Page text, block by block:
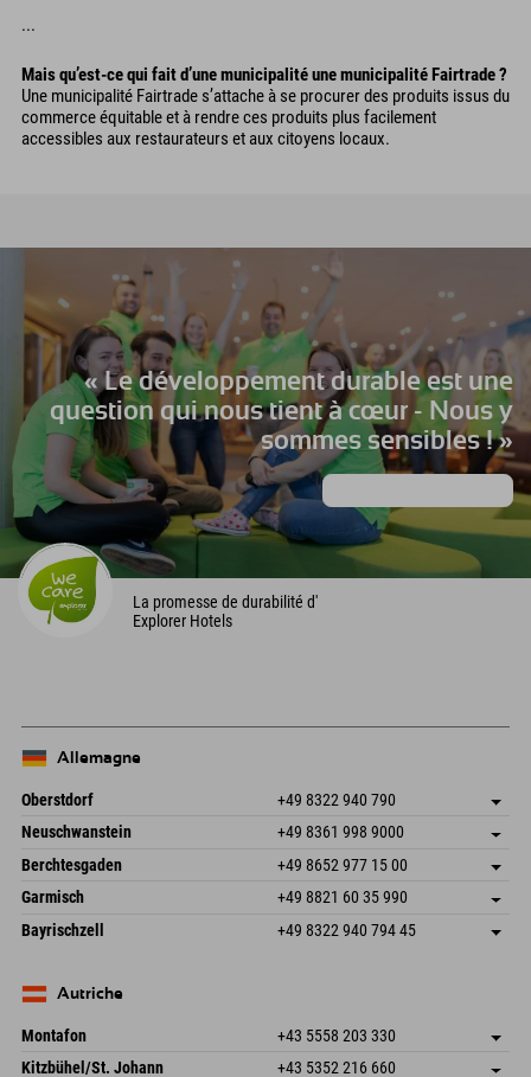
...
Mais qu’est-ce qui fait d’une municipalité une municipalité Fairtrade ?
Une municipalité Fairtrade s’attache à se procurer des produits issus du
commerce équitable et à rendre ces produits plus facilement
accessibles aux restaurateurs et aux citoyens locaux.
« Le développement durable est une
question qui nous tient à cœur - Nous y
sommes sensibles ! »
La promesse de durabilité d'
Explorer Hotels
Allemagne
Oberstdorf +49 8322 940 790
An der Breitach 3
Allemagne
Enregistrer l'adresse
Réservation
Neuschwanstein +49 8361 998 9000
An der Riese 45
87484 Nesselwang im Allgäu
Allemagne
Enregistrer l'adresse
Réservation
Berchtesgaden +49 8652 977 15 00
Hofreitstr. 7
Allemagne
Enregistrer l'adresse
Réservation
Garmisch +49 8821 60 35 990
Frickenstraße 22
82490 Farchant
Enregistrer l'adresse
Bayrischzell +49 8322 940 794 45
Allemagne
Autriche
Montafon +43 5558 203 330
Dorfstr. 127b
Enregistrer l'adresse
Kitzbühel/St. Johann +43 5352 216 660